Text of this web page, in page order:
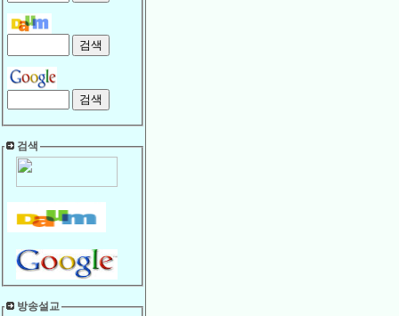
검색
방송설교